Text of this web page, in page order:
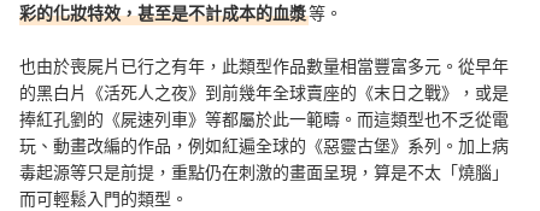
彩的化妝特效，甚至是不計成本的血漿等。
也由於喪屍片已行之有年，此類型作品數量相當豐富多元。從早年
的黑白片《活死人之夜》到前幾年全球賣座的《末日之戰》，或是
捧紅孔劉的《屍速列車》等都屬於此一範疇。而這類型也不乏從電
玩、動畫改編的作品，例如紅遍全球的《惡靈古堡》系列。加上病
毒起源等只是前提，重點仍在刺激的畫面呈現，算是不太「燒腦」
而可輕鬆入門的類型。